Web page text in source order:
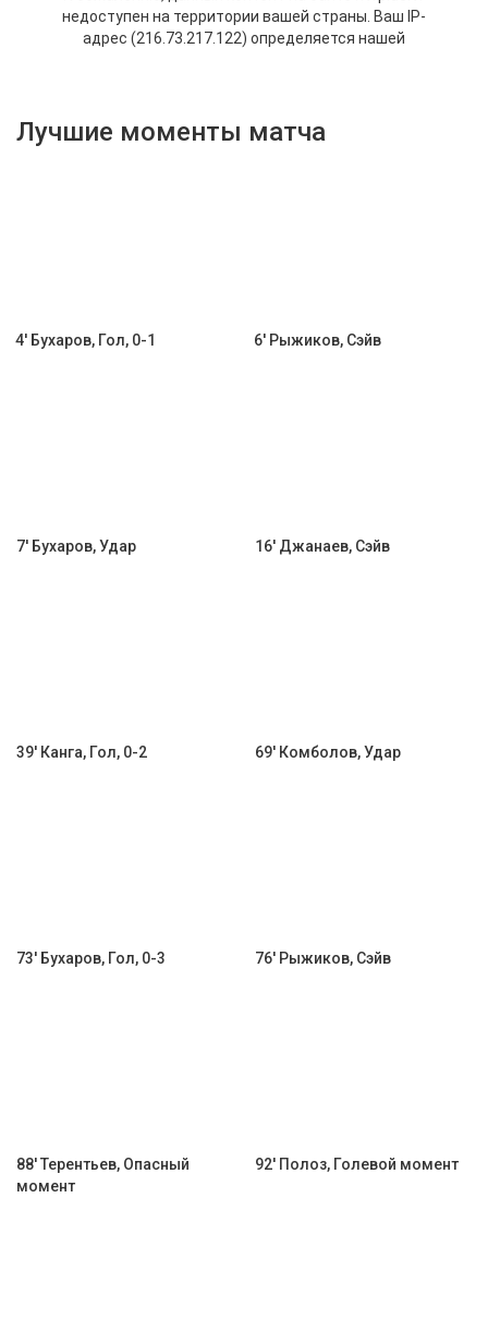
Лучшие моменты матча
4' Бухаров, Гол, 0-1 6' Рыжиков, Сэйв
7' Бухаров, Удар 16' Джанаев, Сэйв
39' Канга, Гол, 0-2 69' Комболов, Удар
73' Бухаров, Гол, 0-3 76' Рыжиков, Сэйв
88' Терентьев, Опасный
момент
92' Полоз, Голевой момент